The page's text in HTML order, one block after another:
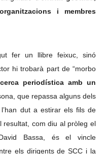
i membres
fer un llibre feixuc, sinó
hi trobarà part de “morbo
periodística amb un
que repassa alguns dels
dut a estirar els fils de
resultat, com diu al pròleg el
Bassa, és el vincle
els dirigents de SCC i la